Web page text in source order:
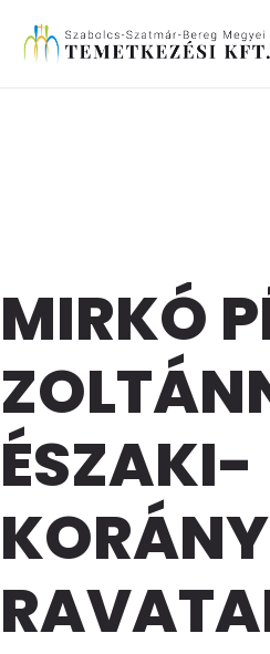
MIRKÓ
ÉSZAKI-